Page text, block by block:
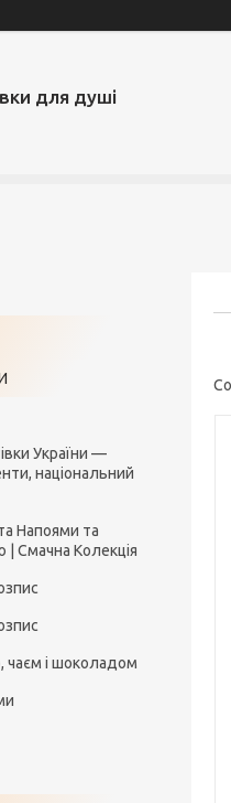
для душі
України —
національний
Напоями та
| Смачна Колекція
чаєм і шоколадом